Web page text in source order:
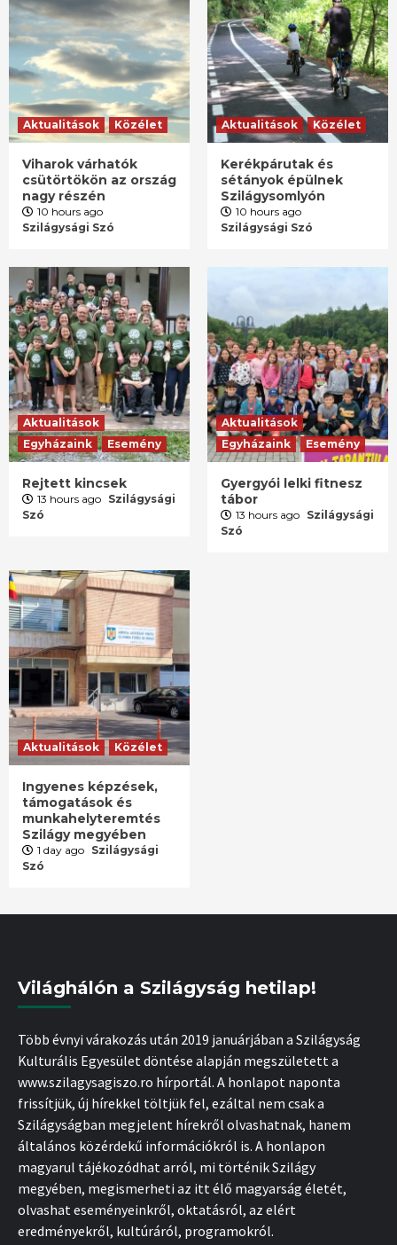
Aktualitások Közélet
Viharok várhatók
csütörtökön az ország
nagy részén
10 hours ago
Szilágysági Szó
Aktualitások Közélet
Kerékpárutak és
sétányok épülnek
Szilágysomlyón
10 hours ago
Szilágysági Szó
Aktualitások
Egyházaink
Esemény
Rejtett kincsek
13 hours ago Szilágysági
Szó
Aktualitások
Egyházaink
Esemény
Gyergyói lelki fitnesz
tábor
13 hours ago Szilágysági
Szó
Aktualitások Közélet
Ingyenes képzések,
támogatások és
munkahelyteremtés
Szilágy megyében
1 day ago Szilágysági
Szó
Világhálón a Szilágyság hetilap!
Több évnyi várakozás után 2019 januárjában a Szilágyság
Kulturális Egyesület döntése alapján megszületett a
www.szilagysagiszo.ro hírportál. A honlapot naponta
frissítjük, új hírekkel töltjük fel, ezáltal nem csak a
Szilágyságban megjelent hírekről olvashatnak, hanem
általános közérdekű információkról is. A honlapon
magyarul tájékozódhat arról, mi történik Szilágy
megyében, megismerheti az itt élő magyarság életét,
olvashat eseményeinkről, oktatásról, az elért
eredményekről, kultúráról, programokról.